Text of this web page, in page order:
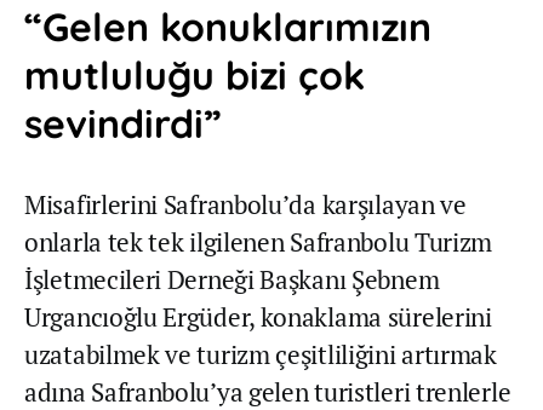
“Gelen konuklarımızın
mutluluğu bizi çok
sevindirdi”
Misafirlerini Safranbolu’da karşılayan ve
onlarla tek tek ilgilenen Safranbolu Turizm
İşletmecileri Derneği Başkanı Şebnem
Urgancıoğlu Ergüder, konaklama sürelerini
uzatabilmek ve turizm çeşitliliğini artırmak
adına Safranbolu’ya gelen turistleri trenlerle